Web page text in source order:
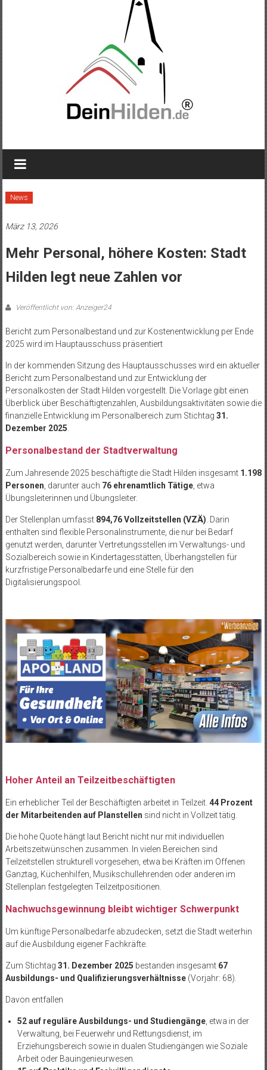
News
März 13, 2026
Mehr Personal, höhere Kosten: Stadt
Hilden legt neue Zahlen vor
Veröffentlicht von: Anzeiger24
Bericht zum Personalbestand und zur Kostenentwicklung per Ende
2025 wird im Hauptausschuss präsentiert
In der kommenden Sitzung des Hauptausschusses wird ein aktueller
Bericht zum Personalbestand und zur Entwicklung der
Personalkosten der Stadt Hilden vorgestellt. Die Vorlage gibt einen
Überblick über Beschäftigtenzahlen, Ausbildungsaktivitäten sowie die
finanzielle Entwicklung im Personalbereich zum Stichtag 31.
Dezember 2025
Personalbestand der Stadtverwaltung
Zum Jahresende 2025 beschäftigte die Stadt Hilden insgesamt 1.198
Personen , darunter auch 76 ehrenamtlich Tätige, etwa
Übungsleiterinnen und Übungsleiter.
Der Stellenplan umfasst 894,76 Vollzeitstellen (VZÄ) . Darin
enthalten sind flexible Personalinstrumente, die nur bei Bedarf
genutzt werden, darunter Vertretungsstellen im Verwaltungs- und
Sozialbereich sowie in Kindertagesstätten, Überhangstellen für
kurzfristige Personalbedarfe und eine Stelle für den
Digitalisierungspool.
Hoher Anteil an Teilzeitbeschäftigten
Ein erheblicher Teil der Beschäftigten arbeitet in Teilzeit. 44 Prozent
der Mitarbeitenden auf Planstellen sind nicht in Vollzeit tätig.
Die hohe Quote hängt laut Bericht nicht nur mit individuellen
Arbeitszeitwünschen zusammen. In vielen Bereichen sind
Teilzeitstellen strukturell vorgesehen, etwa bei Kräften im Offenen
Ganztag, Küchenhilfen, Musikschullehrenden oder anderen im
Stellenplan festgelegten Teilzeitpositionen.
Nachwuchsgewinnung bleibt wichtiger Schwerpunkt
Um künftige Personalbedarfe abzudecken, setzt die Stadt weiterhin
auf die Ausbildung eigener Fachkräfte.
Zum Stichtag 31. Dezember 2025 bestanden insgesamt 67
Ausbildungs- und Qualifizierungsverhältnisse(Vorjahr: 68).
Davon entfallen
52 auf reguläre Ausbildungs- und Studiengänge, etwa in der
Verwaltung, bei Feuerwehr und Rettungsdienst, im
Erziehungsbereich sowie in dualen Studiengängen wie Soziale
Arbeit oder Bauingenieurwesen.